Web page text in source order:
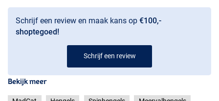
Schrijf een review en maak kans op €100,-
shoptegoed!
Schrijf een review
Bekijk meer